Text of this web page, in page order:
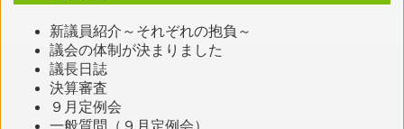
新議員紹介～それぞれの抱負～
議会の体制が決まりました
議長日誌
決算審査
９月定例会
一般質問（９月定例会）